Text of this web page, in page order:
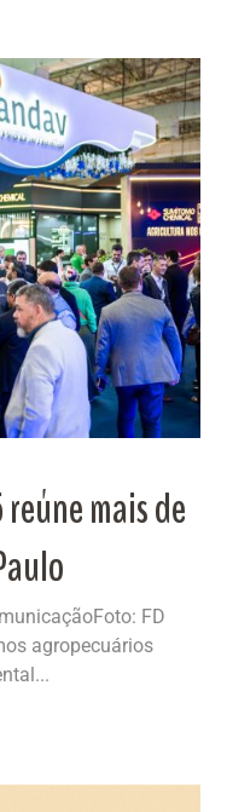
mais de
FD
agropecuários